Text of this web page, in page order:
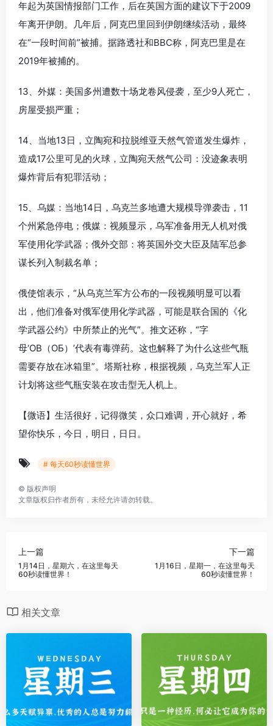
年起为英国情报部门工作，后在英国方面的建议下于2009
年离开伊朗。几年后，阿克巴里回到伊朗继续活动，最终
在“一段时间前”被捕。据路透社和BBC称，阿克巴里是在
2019年被捕的。
13、外媒：美国多州遭数十场龙卷风侵袭，至少9人死亡，
房屋受损严重；
14、当地13日，立陶宛和拉脱维亚天然气管道发生爆炸，
造成17公里可见的火球，立陶宛天然气公司：没迹象表明
爆炸背后有犯罪活动；
15、乌媒：当地14日，乌克兰多地遭大规模导弹袭击，11
个州紧急停电；俄媒：视频显示，乌军准备用无人机对俄
军使用化学武器；俄外交部：将英国外交大臣及陆军总参
谋长列入制裁名单；
俄使馆表示，“从乌克兰军方公布的一段视频明显可以看
出，他们准备对俄军使用化学武器，可能是联合国的《化
学武器公约》中所禁止的光气”。推文还称，“字
母‘OB（ОБ）’代表有毒弹药。这也解释了为什么这些气瓶
需要存放在冰箱里”。塔斯社称，根据视频，乌克兰军人正
计划将这些气瓶安装在攻击型无人机上。
【微语】生活很好，记得微笑，众口难调，开心就好，希
望你快乐，今日，明日，日日。
# 每天60秒读懂世界
© 版权声明
文章版权归作者所有，未经允许请勿转载。
上一篇
1月14日，星期六，在这里每天
60秒读懂世界！
下一篇
1月16日，星期一，在这里每天
60秒读懂世界！
相关文章